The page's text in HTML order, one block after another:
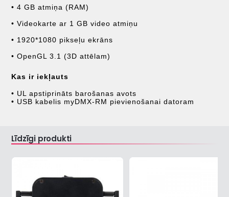
• 4 GB atmiņa (RAM)
• Videokarte ar 1 GB video atmiņu
• 1920*1080 pikseļu ekrāns
• OpenGL 3.1 (3D attēlam)
Kas ir iekļauts
• UL apstiprināts barošanas avots
• USB kabelis myDMX-RM pievienošanai datoram
Līdzīgi produkti